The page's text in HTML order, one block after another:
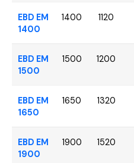
EBD EM
1400
1400 1120
EBD EM
1500
1500 1200
EBD EM
1650
1650 1320
EBD EM
1900
1900 1520